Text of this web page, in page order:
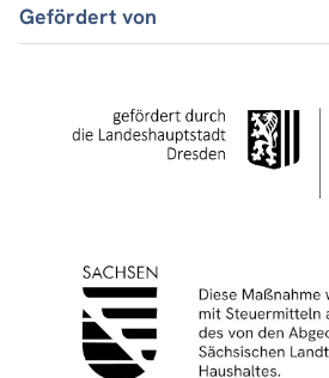
Gefördert von